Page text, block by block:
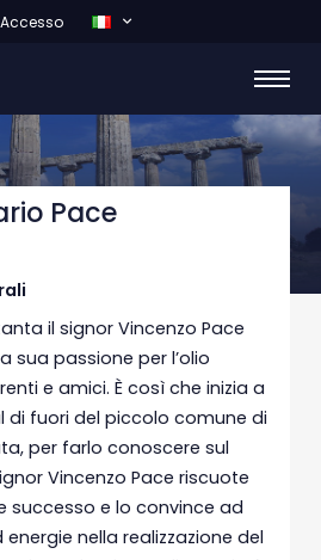
Accesso
Pace
il signor Vincenzo Pace
sua passione per l’olio
e amici. È così che inizia a
di fuori del piccolo comune di
per farlo conoscere sul
Vincenzo Pace riscuote
successo e lo convince ad
nella realizzazione del